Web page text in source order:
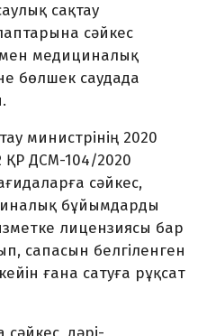
сақтау
сәйкес
мен медициналық
бөлшек саудада
министрінің 2020
ҚР ДСМ-104/2020
сәйкес,
бұйымдарды
лицензиясы бар
сапасын белгіленген
ғана сатуға рұқсат